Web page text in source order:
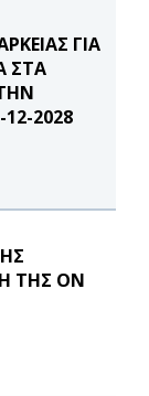
ΓΙΑ
ΣΤΑ
2028
ΤΗΣ ON